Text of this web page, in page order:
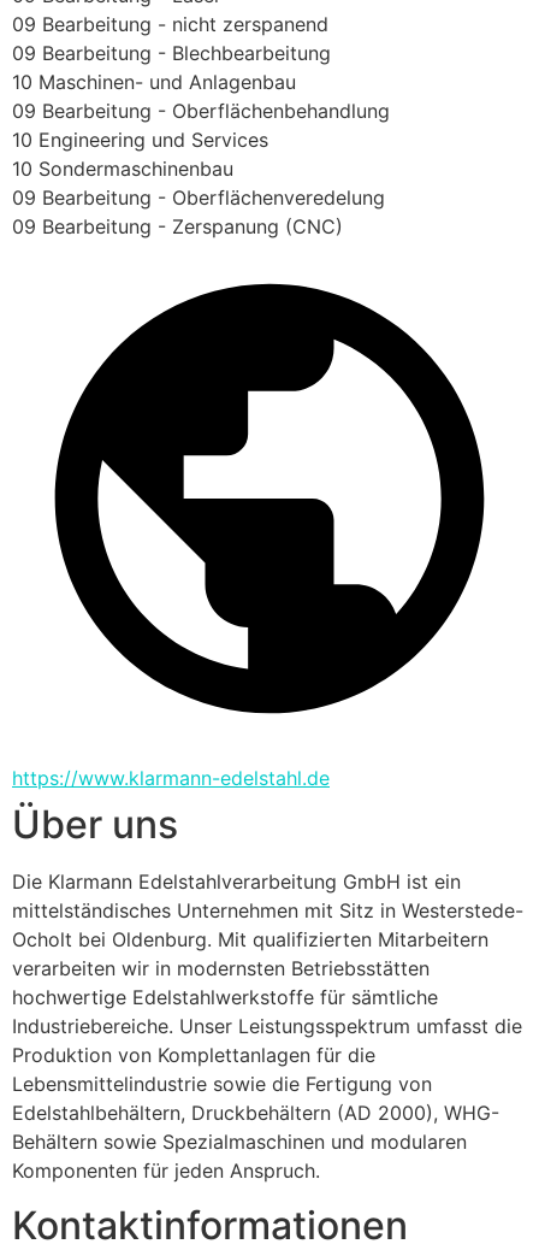
09 Bearbeitung - nicht zerspanend
09 Bearbeitung - Blechbearbeitung
10 Maschinen- und Anlagenbau
09 Bearbeitung - Oberflächenbehandlung
10 Engineering und Services
10 Sondermaschinenbau
09 Bearbeitung - Oberflächenveredelung
09 Bearbeitung - Zerspanung (CNC)
https://www.klarmann-edelstahl.de
Über uns
Die Klarmann Edelstahlverarbeitung GmbH ist ein
mittelständisches Unternehmen mit Sitz in Westerstede-
Ocholt bei Oldenburg. Mit qualifizierten Mitarbeitern
verarbeiten wir in modernsten Betriebsstätten
hochwertige Edelstahlwerkstoffe für sämtliche
Industriebereiche. Unser Leistungsspektrum umfasst die
Produktion von Komplettanlagen für die
Lebensmittelindustrie sowie die Fertigung von
Edelstahlbehältern, Druckbehältern (AD 2000), WHG-
Behältern sowie Spezialmaschinen und modularen
Komponenten für jeden Anspruch.
Kontaktinformationen